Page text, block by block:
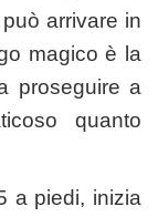
arrivare in
magico è la
proseguire a
quanto
a piedi, inizia